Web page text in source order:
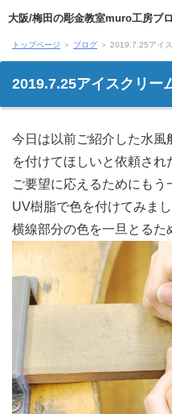
大阪/梅田の彫金教室muro工房ブ
結婚指輪手作り体験
1日体験講座
生徒作品
教室案内
講師紹介
お問い合わせ
トップページ ＞ ブログ ＞ 2019.7.25アイ
2019.7.25アイスクリー
今日は以前ご紹介した水
を付けてほしいと依頼され
ご要望に応えるためにもう
UV樹脂で色を付けてみまし
横線部分の色を一旦とるた